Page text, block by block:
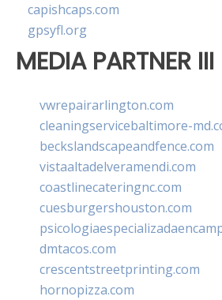
capishcaps.com
gpsyfl.org
MEDIA PARTNER III
vwrepairarlington.com
cleaningservicebaltimore-
beckslandscapeandfence.com
vistaaltadelveramendi.com
coastlinecateringnc.com
cuesburgershouston.com
dmtacos.com
crescentstreetprinting.com
hornopizza.com